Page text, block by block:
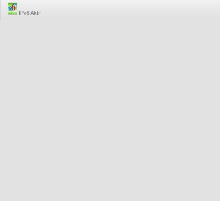
IPv6 Aktif